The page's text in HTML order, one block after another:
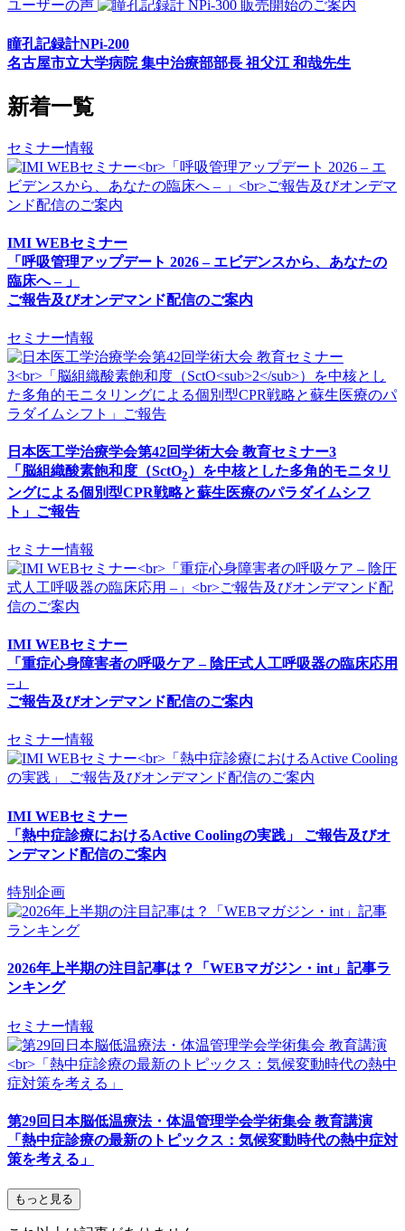
ユーザーの声
瞳孔記録計NPi-200
名古屋市立大学病院 集中治療部部長 祖父江 和哉先生
新着一覧
セミナー情報
IMI WEBセミナー
「呼吸管理アップデート 2026 – エビデンスから、あなたの
臨床へ – 」
ご報告及びオンデマンド配信のご案内
セミナー情報
日本医工学治療学会第42回学術大会 教育セミナー3
「脳組織酸素飽和度（SctO2 ）を中核とした多角的モニタリ
ングによる個別型CPR戦略と蘇生医療のパラダイムシフ
ト」ご報告
セミナー情報
IMI WEBセミナー
「重症心身障害者の呼吸ケア – 陰圧式人工呼吸器の臨床応用
–」
ご報告及びオンデマンド配信のご案内
セミナー情報
IMI WEBセミナー
「熱中症診療におけるActive Coolingの実践」 ご報告及びオ
ンデマンド配信のご案内
特別企画
2026年上半期の注目記事は？「WEBマガジン・int」記事ラ
ンキング
セミナー情報
第29回日本脳低温療法・体温管理学会学術集会 教育講演
「熱中症診療の最新のトピックス：気候変動時代の熱中症対
策を考える」
もっと見る